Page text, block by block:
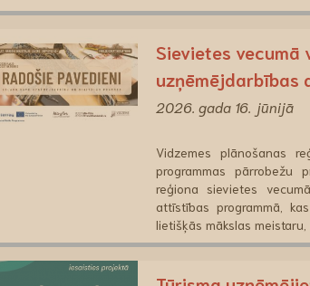
Sievietes
uzņēmējdarbības
2026. gada 16. jūnijā
Vidzemes plānošanas
programmas pārrobežu
reģiona sievietes
attīstības programmā,
lietišķās mākslas